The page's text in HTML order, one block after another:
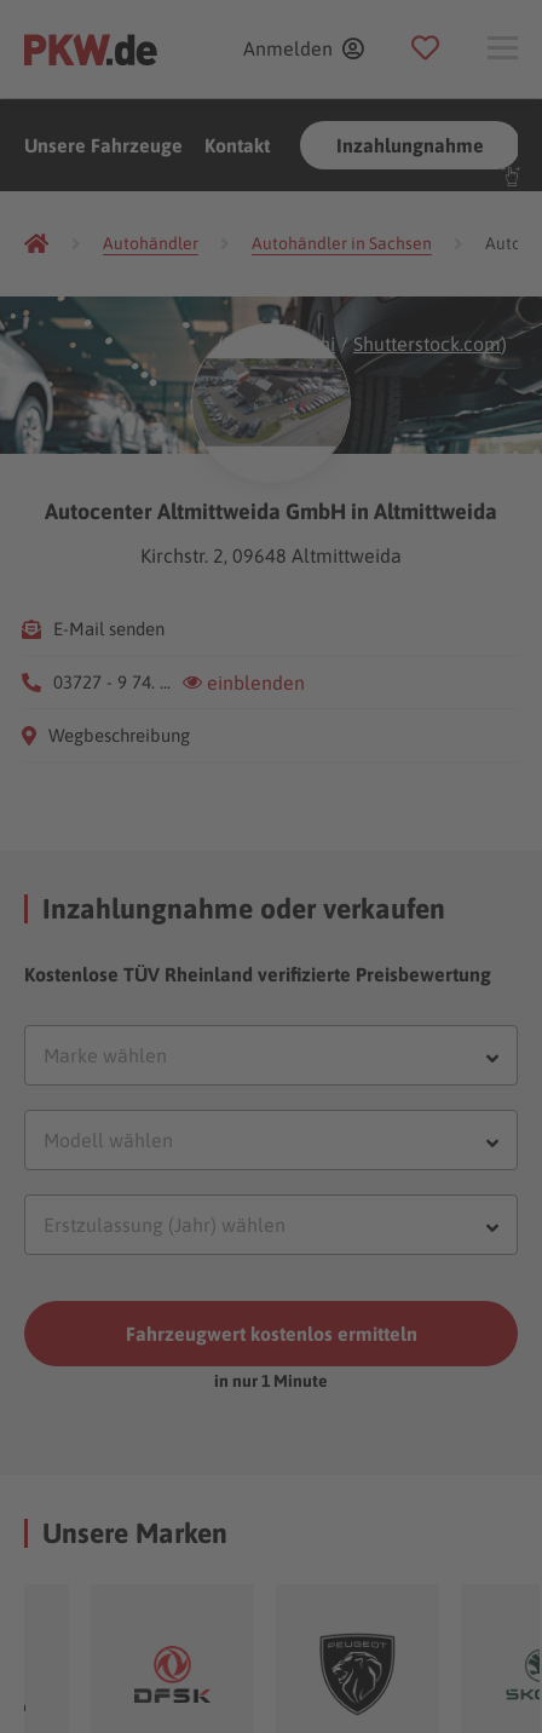
Anmelden
Unsere Fahrzeuge Kontakt Inzahlungnahme
Autohändler Autohändler in Sachsen
(Foto: Fahroni/Shutterstock.com)
Autocenter Altmittweida GmbH in Altmittweida
Kirchstr. 2, 09648 Altmittweida
E-Mail senden
03727 - 9 74. ... einblenden
Wegbeschreibung
Inzahlungnahme oder verkaufen
Kostenlose TÜV Rheinland verifizierte Preisbewertung
Fahrzeugwert kostenlos ermitteln
in nur 1 Minute
Unsere Marken